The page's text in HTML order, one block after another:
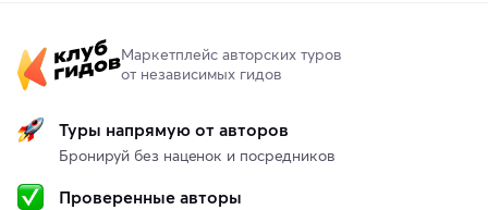
Маркетплейс авторских туров
от независимых гидов
Туры напрямую от авторов
Бронируй без наценок и посредников
Проверенные авторы